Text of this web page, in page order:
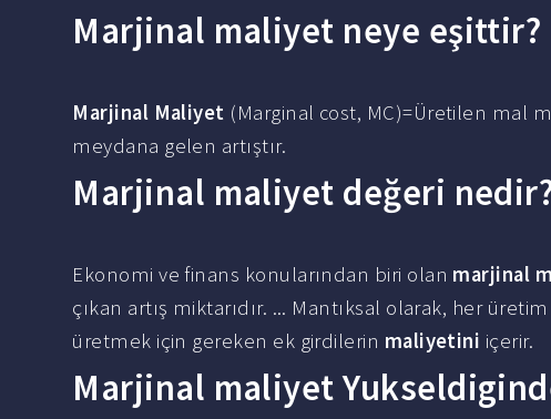
Marjinal maliyet neye eşittir?
Marjinal Maliyet (Marginal cost, MC)=Üretilen mal
meydana gelen artıştır.
Marjinal maliyet değeri
Ekonomi ve finans konularından biri olan marjinal
çıkan artış miktarıdır. ... Mantıksal olarak, her
üretmek için gereken ek girdilerin maliyetini içerir.
Marjinal maliyet